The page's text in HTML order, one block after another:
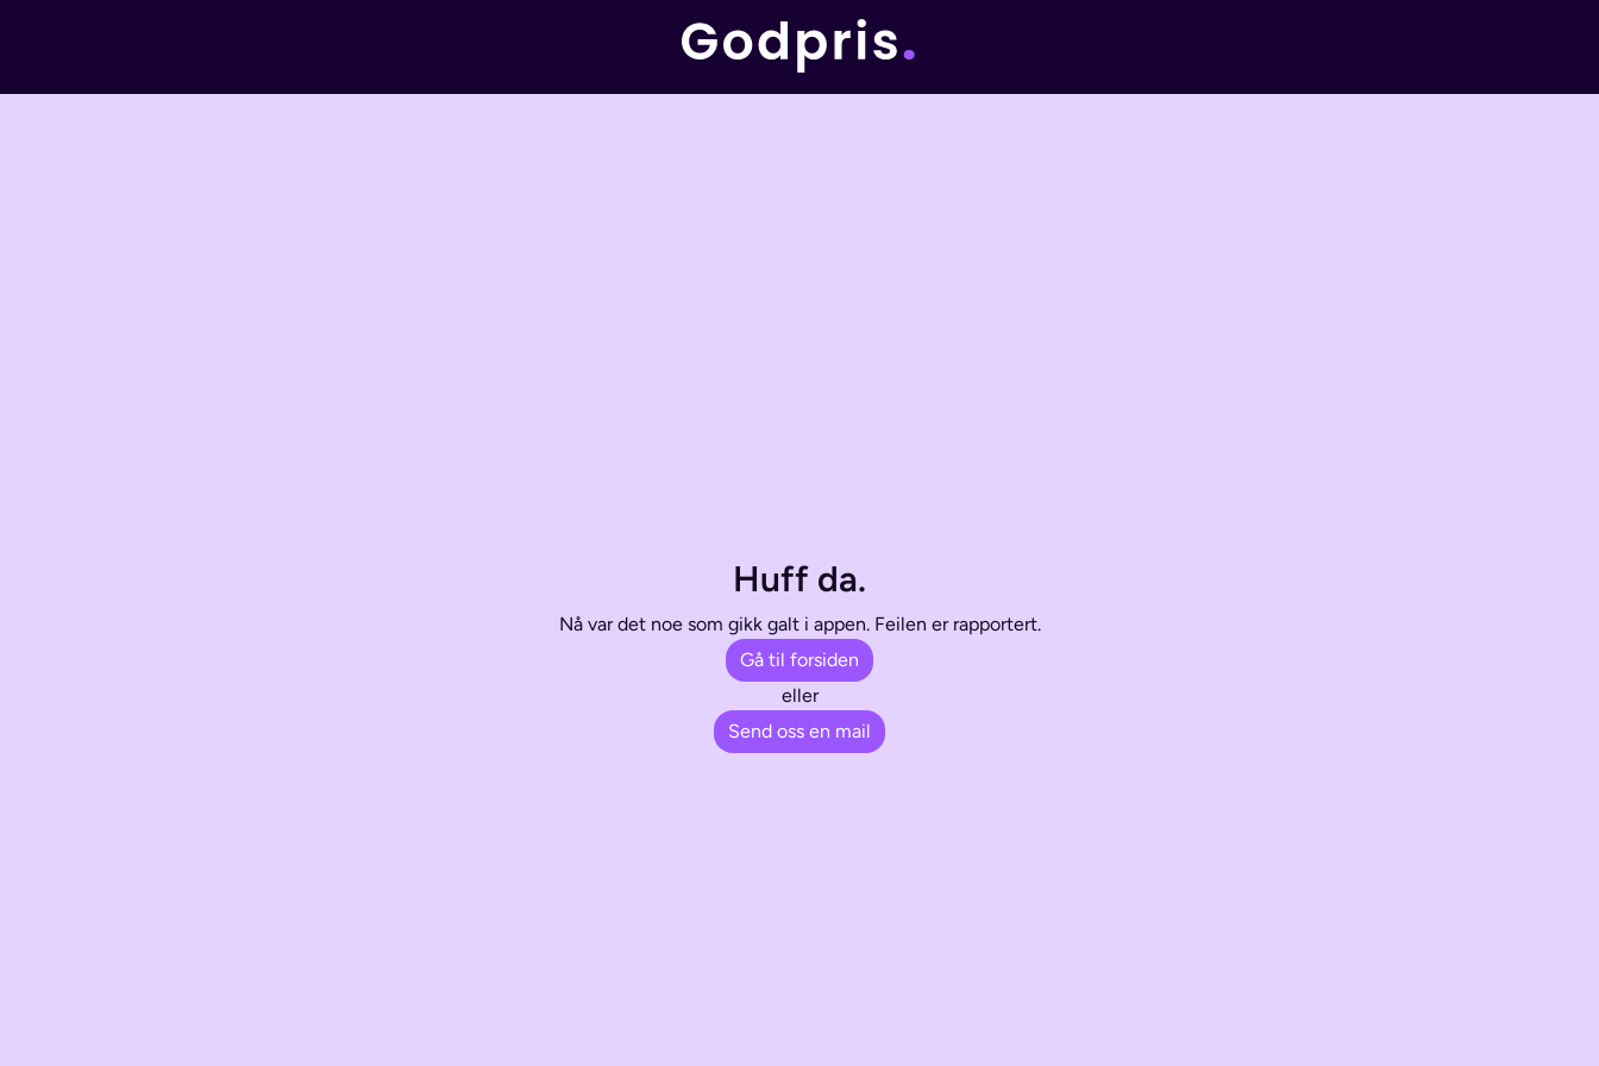
Huff da.
Nå var det noe som gikk galt i appen. Feilen er rapportert.
Gå til forsiden
eller
Send oss en mail